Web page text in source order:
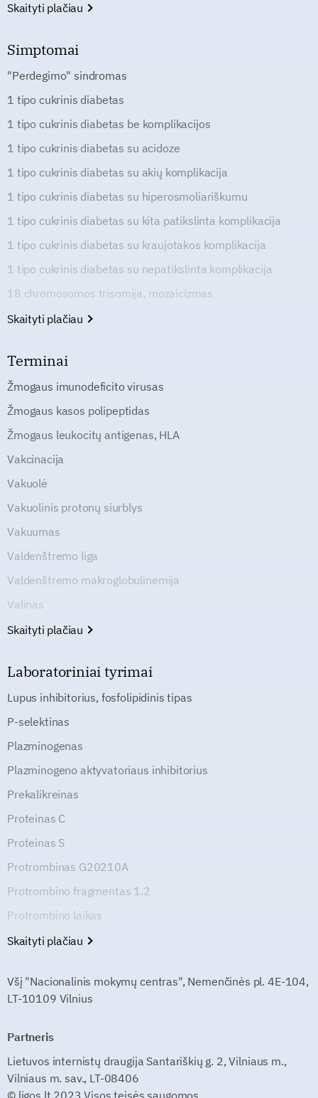
Skaityti plačiau
Simptomai
"Perdegimo" sindromas
1 tipo cukrinis diabetas
1 tipo cukrinis diabetas be komplikacijos
1 tipo cukrinis diabetas su acidoze
1 tipo cukrinis diabetas su akių komplikacija
1 tipo cukrinis diabetas su hiperosmoliariškumu
1 tipo cukrinis diabetas su kita patikslinta komplikacija
1 tipo cukrinis diabetas su kraujotakos komplikacija
1 tipo cukrinis diabetas su nepatikslinta komplikacija
18 chromosomos trisomija, mozaicizmas
Skaityti plačiau
Terminai
Žmogaus imunodeficito virusas
Žmogaus kasos polipeptidas
Žmogaus leukocitų antigenas, HLA
Vakcinacija
Vakuolė
Vakuolinis protonų siurblys
Vakuumas
Valdenštremo liga
Valdenštremo makroglobulinemija
Valinas
Skaityti plačiau
Laboratoriniai tyrimai
Lupus inhibitorius, fosfolipidinis tipas
P-selektinas
Plazminogenas
Plazminogeno aktyvatoriaus inhibitorius
Prekalikreinas
Proteinas C
Proteinas S
Protrombinas G20210A
Protrombino fragmentas 1.2
Protrombino laikas
Skaityti plačiau
Všį "Nacionalinis mokymų centras", Nemenčinės pl. 4E-104,
LT-10109 Vilnius
Partneris
Lietuvos internistų draugija Santariškių g. 2, Vilniaus m.,
Vilniaus m. sav., LT-08406
© ligos.lt 2023 Visos teisės saugomos